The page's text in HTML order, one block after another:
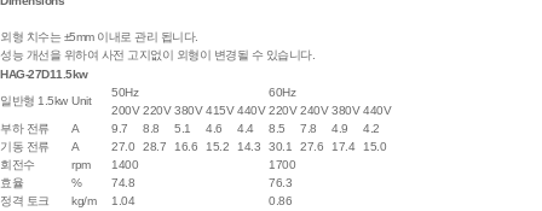
외형 치수는 ±5mm 이내로 관리 됩니다.
성능 개선을 위하여 사전 고지없이 외형이 변경될 수 있습니다.
HAG-27D11.5kw
일반형 1.5kw Unit
50Hz
60Hz
200V 220V 380V 415V 440V 220V 240V 380V 440V
부하 전류
A 9.7 8.8 5.1 4.6 4.4 8.5 7.8 4.9
4.2
기동 전류
A 27.0 28.7 16.6 15.2 14.3 30.1 27.6 17.4
15.0
회전수
rpm 1400
1700
효율
% 74.8
76.3
정격 토크
kg/m 1.04
0.86